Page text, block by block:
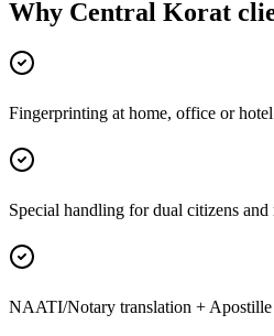
Why Central Korat
Fingerprinting at home, office or
Special handling for dual citizens and
NAATI/Notary translation + Apostille